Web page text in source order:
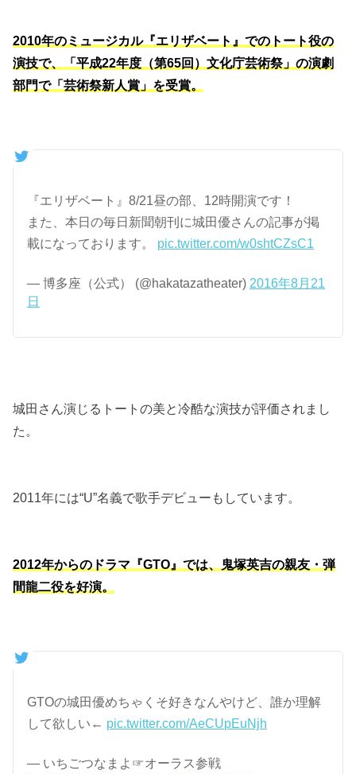
2010年のミュージカル『エリザベート』でのトート役の
演技で、「平成22年度（第65回）文化庁芸術祭」の演劇
部門で「芸術祭新人賞」を受賞。
『エリザベート』8/21昼の部、12時開演です！
また、本日の毎日新聞朝刊に城田優さんの記事が掲
載になっております。 pic.twitter.com/w0shtCZsC1
— 博多座（公式） (@hakatazatheater) 2016年8月21
日
城田さん演じるトートの美と冷酷な演技が評価されまし
た。
2011年には“U”名義で歌手デビューもしています。
2012年からのドラマ『GTO』では、鬼塚英吉の親友・弾
間龍二役を好演。
GTOの城田優めちゃくそ好きなんやけど、誰か理解
して欲しい← pic.twitter.com/AeCUpEuNjh
— いちごつなまよ☞オーラス参戦